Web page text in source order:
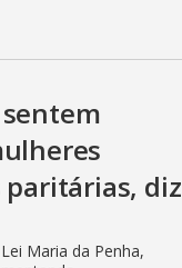
paritárias, diz
Maria da Penha,